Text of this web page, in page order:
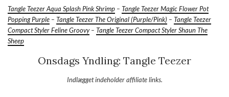
Tangle Teezer Aqua Splash Pink Shrimp – Tangle Teezer Magic Flower Pot
Popping Purple – Tangle Teezer The Original (Purple/Pink) – Tangle Teezer
Compact Styler Feline Groovy– Tangle Teezer Compact Styler Shaun The
Sheep
Onsdags Yndling: Tangle Teezer
Indlægget indeholder affiliate links.